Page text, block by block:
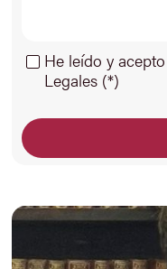
He leído y
Legales (*)